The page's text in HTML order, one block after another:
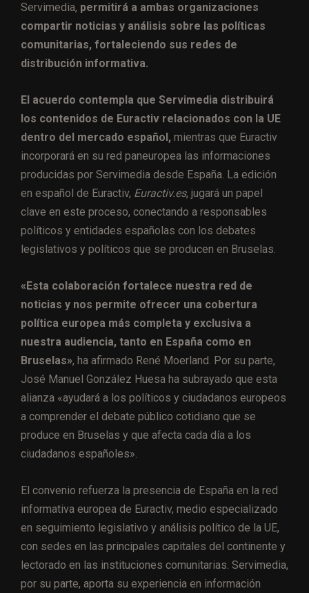
Servimedia, permitirá a ambas organizaciones
compartir noticias y análisis sobre las políticas
comunitarias, fortaleciendo sus redes de
distribución informativa.
El acuerdo contempla que Servimedia distribuirá
los contenidos de Euractiv relacionados con la UE
dentro del mercado español, mientras que Euractiv
incorporará en su red paneuropea las informaciones
producidas por Servimedia desde España. La edición
en español de Euractiv, Euractiv.es, jugará un papel
clave en este proceso, conectando a responsables
políticos y entidades españolas con los debates
legislativos y políticos que se producen en Bruselas.
«Esta colaboración fortalece nuestra red de
noticias y nos permite ofrecer una cobertura
política europea más completa y exclusiva a
nuestra audiencia, tanto en España como en
Bruselas», ha afirmado René Moerland. Por su parte,
José Manuel González Huesa ha subrayado que esta
alianza «ayudará a los políticos y ciudadanos europeos
a comprender el debate público cotidiano que se
produce en Bruselas y que afecta cada día a los
ciudadanos españoles».
El convenio refuerza la presencia de España en la red
informativa europea de Euractiv, medio especializado
en seguimiento legislativo y análisis político de la UE,
con sedes en las principales capitales del continente y
lectorado en las instituciones comunitarias. Servimedia,
por su parte, aporta su experiencia en información